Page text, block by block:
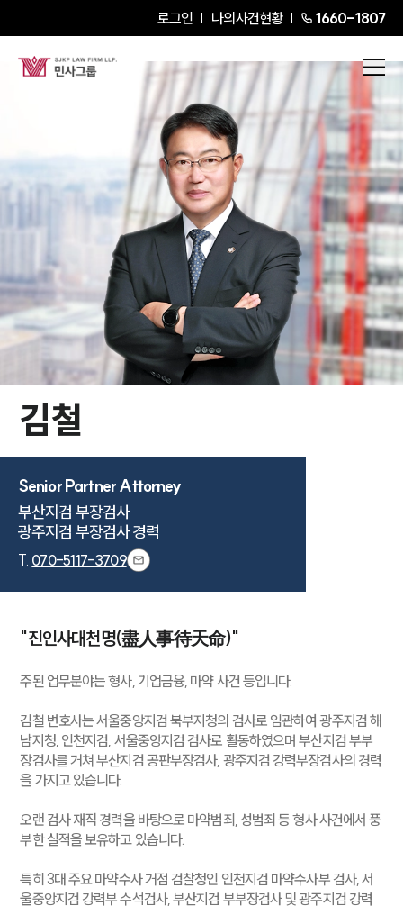
로그인 나의사건현황 1660-1807
김철Senior Partner Attorney
김철
Senior Partner Attorney
부산지검 부장검사
광주지검 부장검사 경력
T. 070-5117-3709
"진인사대천명(盡人事待天命)"
주된 업무분야는 형사, 기업금융, 마약 사건 등입니다.
김철 변호사는 서울중앙지검 북부지청의 검사로 임관하여 광주지검 해
남지청, 인천지검, 서울중앙지검 검사로 활동하였으며 부산지검 부부
장검사를 거쳐 부산지검 공판부장검사, 광주지검 강력부장검사의 경력
을 가지고 있습니다.
오랜 검사 재직 경력을 바탕으로 마약범죄, 성범죄 등 형사 사건에서 풍
부한 실적을 보유하고 있습니다.
특히 3대 주요 마약수사 거점 검찰청인 인천지검 마약수사부 검사, 서
울중앙지검 강력부 수석검사, 부산지검 부부장검사 및 광주지검 강력